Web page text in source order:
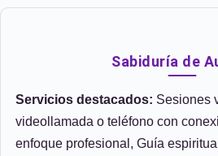
Sabiduría de
Servicios destacados: Sesiones
videollamada o teléfono con
enfoque profesional, Guía